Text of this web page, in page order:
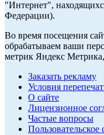
"Интернет",
Федерации).
Во время посещения
обрабатываем ваши
метрик Яндекс Метрика,
Заказать рекламу
Условия
О сайте
Лицензионное
Частые вопросы
Пользовательское